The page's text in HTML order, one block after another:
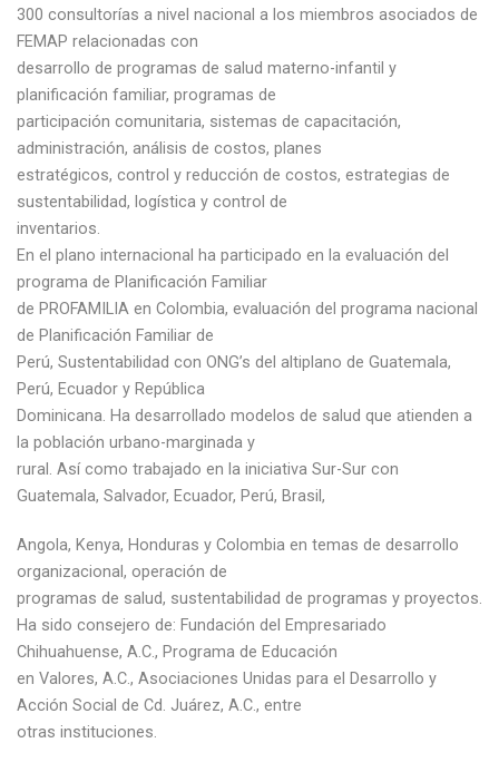
300 consultorías a nivel nacional a los miembros asociados de
FEMAP relacionadas con
desarrollo de programas de salud materno-infantil y
planificación familiar, programas de
participación comunitaria, sistemas de capacitación,
administración, análisis de costos, planes
estratégicos, control y reducción de costos, estrategias de
sustentabilidad, logística y control de
inventarios.
En el plano internacional ha participado en la evaluación del
programa de Planificación Familiar
de PROFAMILIA en Colombia, evaluación del programa nacional
de Planificación Familiar de
Perú, Sustentabilidad con ONG’s del altiplano de Guatemala,
Perú, Ecuador y República
Dominicana. Ha desarrollado modelos de salud que atienden a
la población urbano-marginada y
rural. Así como trabajado en la iniciativa Sur-Sur con
Guatemala, Salvador, Ecuador, Perú, Brasil,
Angola, Kenya, Honduras y Colombia en temas de desarrollo
organizacional, operación de
programas de salud, sustentabilidad de programas y proyectos.
Ha sido consejero de: Fundación del Empresariado
Chihuahuense, A.C., Programa de Educación
en Valores, A.C., Asociaciones Unidas para el Desarrollo y
Acción Social de Cd. Juárez, A.C., entre
otras instituciones.